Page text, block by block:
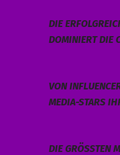
DIE
DOMINIERT DIE
VON
MEDIA-STARS
DIE GRÖSSTEN